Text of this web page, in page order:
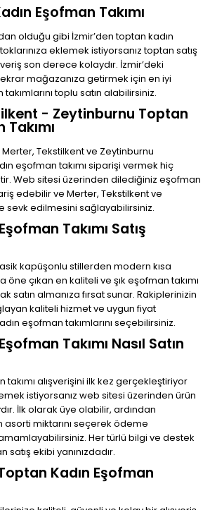
Eşofman Takımı
olduğu gibi İzmir’den toptan kadın
eklemek istiyorsanız toptan satış
son derece kolaydır. İzmir’deki
mağazanıza getirmek için en iyi
toplu satın alabilirsiniz.
- Zeytinburnu Toptan
Takımı
Merter, Tekstilkent ve Zeytinburnu
eşofman takımı siparişi vermek hiç
Web sitesi üzerinden dilediğiniz eşofman
edebilir ve Merter, Tekstilkent ve
sevk edilmesini sağlayabilirsiniz.
Takımı Satış
kapüşonlu stillerden modern kısa
çıkan en kaliteli ve şık eşofman takımı
satın almanıza fırsat sunar. Rakiplerinizin
kaliteli hizmet ve uygun fiyat
eşofman takımlarını seçebilirsiniz.
Takımı Nasıl Satın
takımı alışverişini ilk kez gerçekleştiriyor
istiyorsanız web sitesi üzerinden ürün
İlk olarak üye olabilir, ardından
miktarını seçerek ödeme
Her türlü bilgi ve destek
satış ekibi yanınızdadır.
Kadın Eşofman